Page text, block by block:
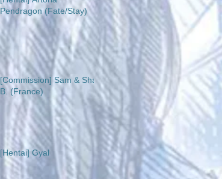
Pendragon (Fate/Stay)
[Commission] Sam & Sha
B. (France)
[Hentai] Gyal